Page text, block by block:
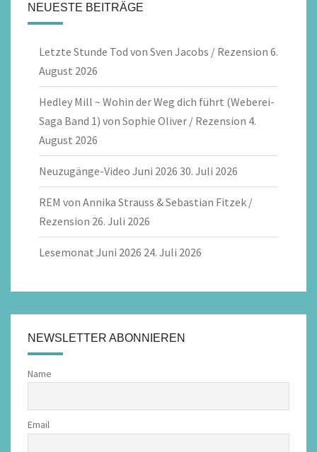
NEUESTE BEITRÄGE
Letzte Stunde Tod von Sven Jacobs / Rezension 6.
August 2026
Hedley Mill ~ Wohin der Weg dich führt (Weberei-
Saga Band 1) von Sophie Oliver / Rezension 4.
August 2026
Neuzugänge-Video Juni 2026 30. Juli 2026
REM von Annika Strauss & Sebastian Fitzek /
Rezension 26. Juli 2026
Lesemonat Juni 2026 24. Juli 2026
NEWSLETTER ABONNIEREN
Name
Email